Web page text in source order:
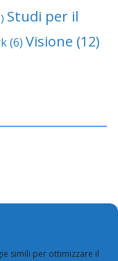
simili per ottimizzare il
Studi per il
(6) Visione (12)